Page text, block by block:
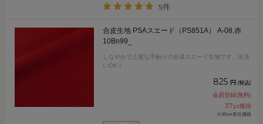
5件
合皮生地 PSAスエード（PS851A） A-08.赤
10Bn99_
しなやかで上質な手触りの合成スエード生地です。水洗
いOK！
825 円 (税込)
会員登録(無料)
37pt獲得
※10cm単位価格